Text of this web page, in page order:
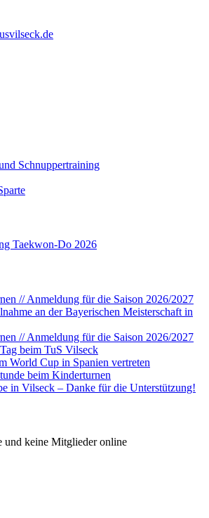
Schnuppertraining
Taekwon-Do 2026
// Anmeldung für die Saison 2026/2027
an der Bayerischen Meisterschaft in
// Anmeldung für die Saison 2026/2027
beim TuS Vilseck
World Cup in Spanien vertreten
beim Kinderturnen
in Vilseck – Danke für die Unterstützung!
und keine Mitglieder online